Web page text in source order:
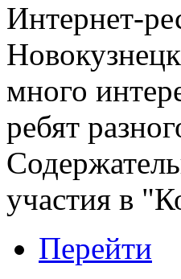
Интернет-
много
ребят
участия в
Перейти